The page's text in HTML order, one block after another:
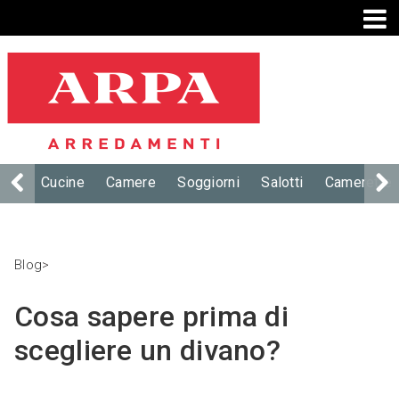
Cucine Camere Soggiorni Salotti Camerette
Blog>
Cosa sapere prima di
scegliere un divano?